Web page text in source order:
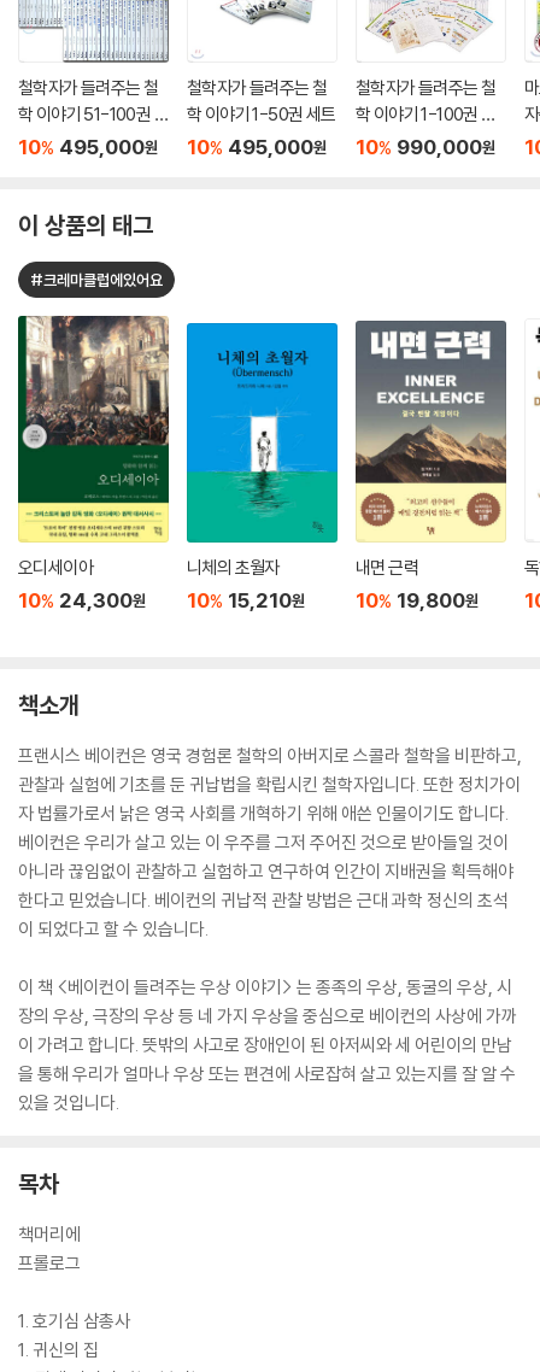
철학자가 들려주는 철
학 이야기 51-100권 세
트
10% 495,000원
철학자가 들려주는 철
학 이야기 1-50권 세트
10% 495,000원
철학자가 들려주는 철
학 이야기 1-100권 세
트 (두박스)
10% 990,000원
이 상품의 태그
#크레마클럽에있어요
오디세이아
10% 24,300원
니체의 초월자
10% 15,210원
내면 근력
10% 19,800원
책소개
프랜시스 베이컨은 영국 경험론 철학의 아버지로 스콜라 철학을 비판하고,
관찰과 실험에 기초를 둔 귀납법을 확립시킨 철학자입니다. 또한 정치가이
자 법률가로서 낡은 영국 사회를 개혁하기 위해 애쓴 인물이기도 합니다.
베이컨은 우리가 살고 있는 이 우주를 그저 주어진 것으로 받아들일 것이
아니라 끊임없이 관찰하고 실험하고 연구하여 인간이 지배권을 획득해야
한다고 믿었습니다. 베이컨의 귀납적 관찰 방법은 근대 과학 정신의 초석
이 되었다고 할 수 있습니다.
이 책 <베이컨이 들려주는 우상 이야기> 는 종족의 우상, 동굴의 우상, 시
장의 우상, 극장의 우상 등 네 가지 우상을 중심으로 베이컨의 사상에 가까
이 가려고 합니다. 뜻밖의 사고로 장애인이 된 아저씨와 세 어린이의 만남
을 통해 우리가 얼마나 우상 또는 편견에 사로잡혀 살고 있는지를 잘 알 수
있을 것입니다.
목차
책머리에
프롤로그
1. 호기심 삼총사
1. 귀신의 집